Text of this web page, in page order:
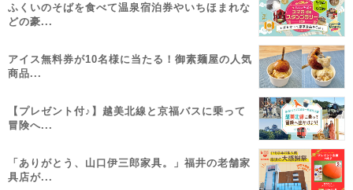
ふくいのそばを食べて温泉宿泊券やいちほまれな
どの豪...
アイス無料券が10名様に当たる！御素麺屋の人気
商品...
【プレゼント付♪】越美北線と京福バスに乗って
冒険へ...
「ありがとう、山口伊三郎家具。」福井の老舗家
具店が...